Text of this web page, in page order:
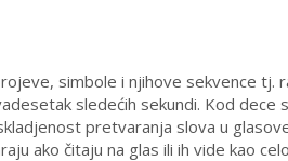
simbole i njihove sekvence tj.
sledećih sekundi. Kod dece
pretvaranja slova u
ako čitaju na glas ili ih vide kao